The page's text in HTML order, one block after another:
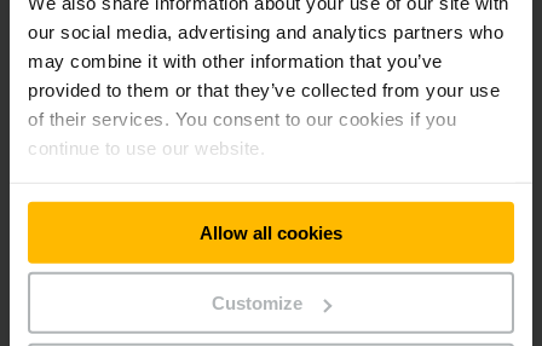
our social media, advertising and analytics partners who
may combine it with other information that you’ve
provided to them or that they’ve collected from your use
of their services. You consent to our cookies if you
continue to use our website.
Allow all cookies
Customize
Est-il possible d'intégrer les systèmes de
convoyage de palettes dans mon infrastructure
informatique existante ?
Téléchargements
Automatisation Solutions sur
mesure provenant d'une seule
source.
(2,1 MB)